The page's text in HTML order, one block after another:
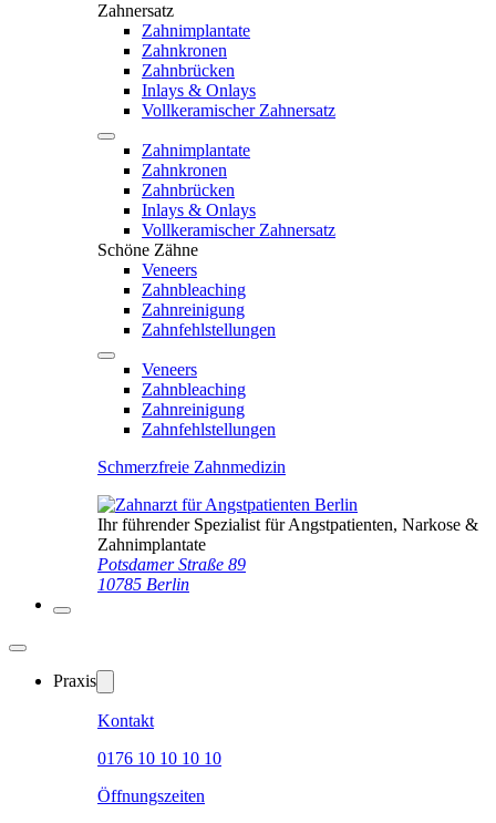
Zahnersatz
Zahnimplantate
Zahnkronen
Zahnbrücken
Inlays & Onlays
Vollkeramischer Zahnersatz
Zahnimplantate
Zahnkronen
Zahnbrücken
Inlays & Onlays
Vollkeramischer Zahnersatz
Schöne Zähne
Veneers
Zahnbleaching
Zahnreinigung
Zahnfehlstellungen
Veneers
Zahnbleaching
Zahnreinigung
Zahnfehlstellungen
Schmerzfreie Zahnmedizin
Ihr führender Spezialist für Angstpatienten, Narkose &
Zahnimplantate
Potsdamer Straße 89
10785 Berlin
Praxis
Kontakt
0176 10 10 10 10
Öffnungszeiten